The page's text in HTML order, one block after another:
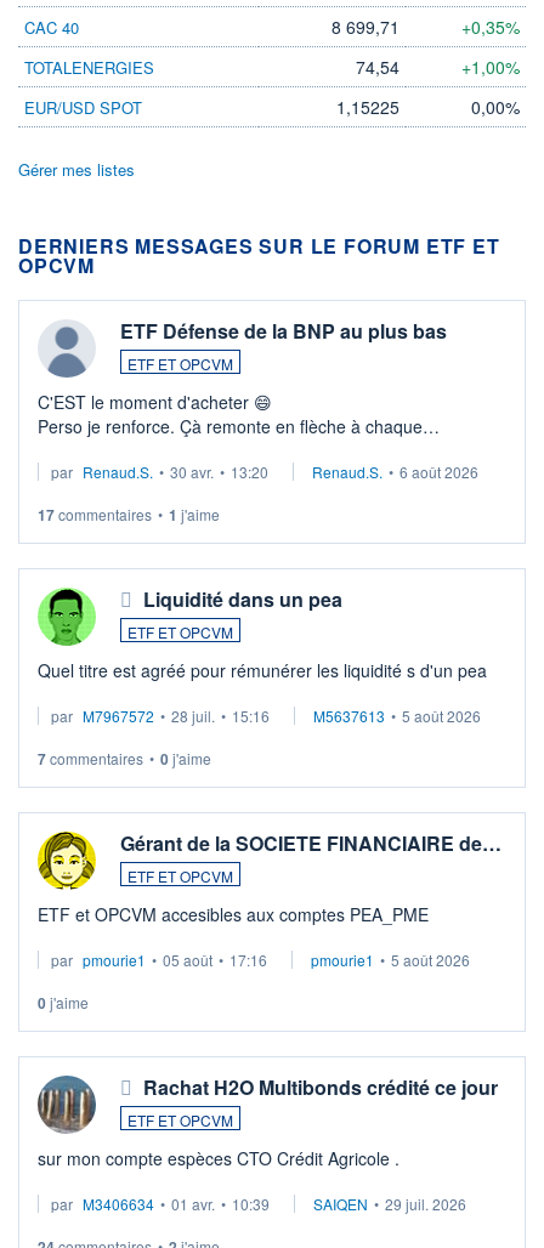
CAC 40 8 699,71 +0,35%
TOTALENERGIES 74,54 +1,00%
EUR/USD SPOT 1,15225 0,00%
Gérer mes listes
DERNIERS MESSAGES SUR LE FORUM ETF ET
OPCVM
ETF Défense de la BNP au plus bas
ETF ET OPCVM
C'EST le moment d'acheter 😄​
Perso je renforce. Çà remonte en flèche à chaque
Investissement long terme tip top pour sa retraite.
par Renaud.S. • 30 avr. • 13:20 Renaud.S. • 6 août 2026
17commentaires • 1 j'aime
Liquidité dans un pea
ETF ET OPCVM
Quel titre est agréé pour rémunérer les liquidité s d'un pea
par M7967572 • 28 juil. • 15:16 M5637613 • 5 août 2026
7commentaires • 0j'aime
Gérant de la SOCIETE FINANCIAIRE de…
ETF ET OPCVM
ETF et OPCVM accesibles aux comptes PEA_PME
par pmourie1 • 05 août • 17:16 pmourie1 • 5 août 2026
0j'aime
Rachat H2O Multibonds crédité ce jour
ETF ET OPCVM
sur mon compte espèces CTO Crédit Agricole .
par M3406634 • 01 avr. • 10:39 SAIQEN • 29 juil. 2026